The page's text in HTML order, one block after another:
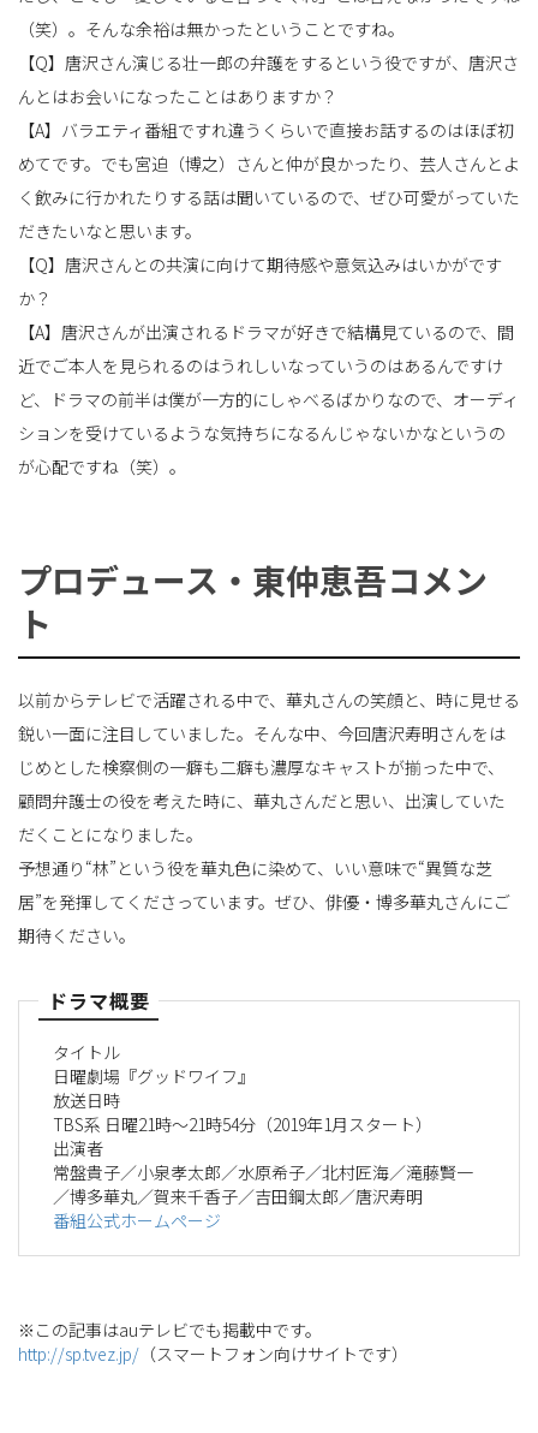
（笑）。そんな余裕は無かったということですね。
【Q】唐沢さん演じる壮一郎の弁護をするという役ですが、唐沢さ
んとはお会いになったことはありますか？
【A】バラエティ番組ですれ違うくらいで直接お話するのはほぼ初
めてです。でも宮迫（博之）さんと仲が良かったり、芸人さんとよ
く飲みに行かれたりする話は聞いているので、ぜひ可愛がっていた
だきたいなと思います。
【Q】唐沢さんとの共演に向けて期待感や意気込みはいかがです
か？
【A】唐沢さんが出演されるドラマが好きで結構見ているので、間
近でご本人を見られるのはうれしいなっていうのはあるんですけ
ど、ドラマの前半は僕が一方的にしゃべるばかりなので、オーディ
ションを受けているような気持ちになるんじゃないかなというの
が心配ですね（笑）。
プロデュース・東仲恵吾コメン
ト
以前からテレビで活躍される中で、華丸さんの笑顔と、時に見せる
鋭い一面に注目していました。そんな中、今回唐沢寿明さんをは
じめとした検察側の一癖も二癖も濃厚なキャストが揃った中で、
顧問弁護士の役を考えた時に、華丸さんだと思い、出演していた
だくことになりました。
予想通り“林”という役を華丸色に染めて、いい意味で“異質な芝
居”を発揮してくださっています。ぜひ、俳優・博多華丸さんにご
期待ください。
ドラマ概要
タイトル
日曜劇場『グッドワイフ』
放送日時
TBS系 日曜21時～21時54分（2019年1月スタート）
出演者
常盤貴子／小泉孝太郎／水原希子／北村匠海／滝藤賢一
／博多華丸／賀来千香子／吉田鋼太郎／唐沢寿明
番組公式ホームページ
※この記事はauテレビでも掲載中です。
http://sp.tvez.jp/ （スマートフォン向けサイトです）